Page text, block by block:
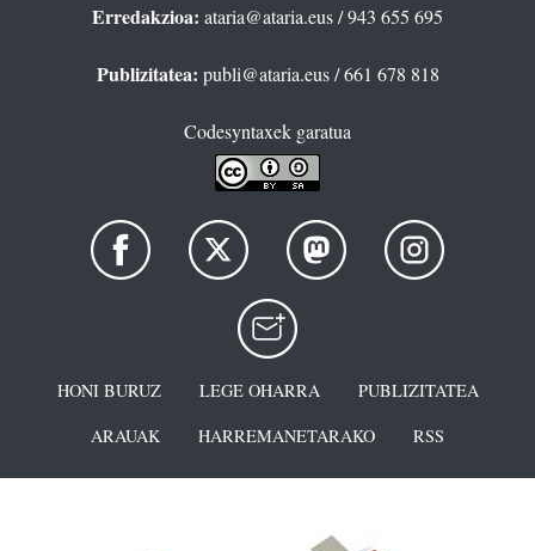
Erredakzioa: ataria@ataria.eus/ 943 655 695
Publizitatea: publi@ataria.eus/ 661 678 818
Codesyntaxek garatua
HONI BURUZ LEGE OHARRA
PUBLIZITATEA
ARAUAK
HARREMANETARAKO RSS